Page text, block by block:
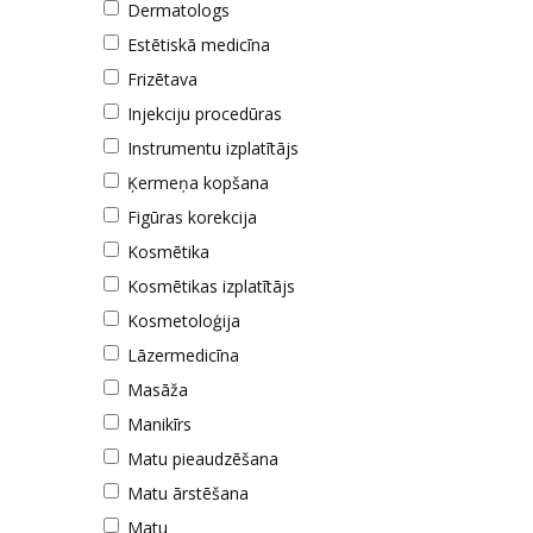
Dermatologs
Estētiskā medicīna
Frizētava
Injekciju procedūras
Instrumentu izplatītājs
Ķermeņa kopšana
Figūras korekcija
Kosmētika
Kosmētikas izplatītājs
Kosmetoloģija
Lāzermedicīna
Masāža
Manikīrs
Matu pieaudzēšana
Matu ārstēšana
Matu